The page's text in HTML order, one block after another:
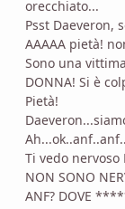
orecchiato...
Psst Daeveron,
AAAAA pietà!
Sono una
DONNA! Si è
Pietà!
Ti vedo nervoso
NON SONO
ANF? DOVE